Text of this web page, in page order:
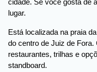
cidade. Se você gosta de
lugar.
Está localizada na praia
do centro de Juiz de
restaurantes, trilhas e
standboard.